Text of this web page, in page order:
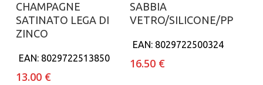
CHAMPAGNE
SATINATO LEGA DI
ZINCO
EAN: 8029722513850
13.00 €
SABBIA
VETRO/SILICONE/PP
EAN: 8029722500324
16.50 €